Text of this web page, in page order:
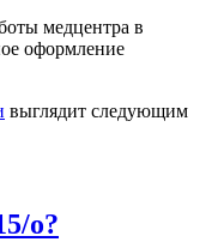
медцентра в
оформление
выглядит следующим
о?